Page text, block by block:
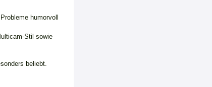
humorvoll
Stil sowie
beliebt.